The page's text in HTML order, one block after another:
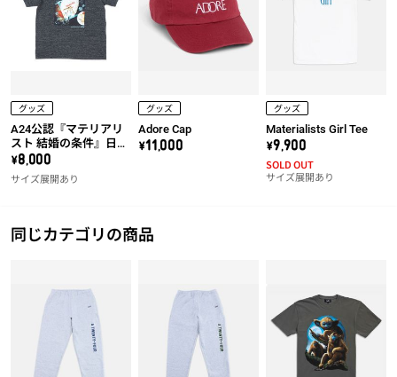
グッズ
A24公認『マテリアリ
スト 結婚の条件』日本
オリジナルTシャツ
（ブラック）
\8,000
サイズ展開あり
グッズ
Adore Cap
\11,000
グッズ
Materialists Girl Tee
\9,900
サイズ展開あり
SOLD OUT
同じカテゴリの商品